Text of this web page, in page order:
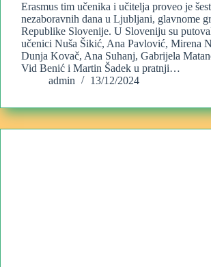
Erasmus tim učenika i učitelja proveo je šest
nezaboravnih dana u Ljubljani, glavnome
Republike Slovenije. U Sloveniju su
učenici Nuša Šikić, Ana Pavlović, Mirena
Dunja Kovač, Ana Suhanj, Gabrijela
Vid Benić i Martin Šadek u pratnji…
admin
13/12/2024